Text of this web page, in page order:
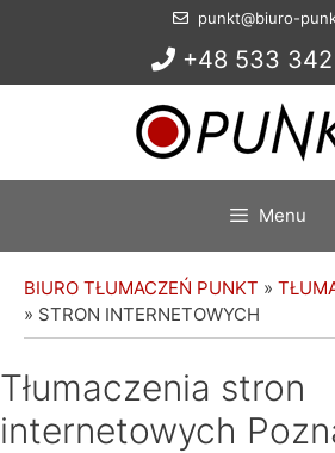
punkt@biuro-
+48 533
Menu
BIURO TŁUMACZEŃ PUNKT »
» STRON INTERNETOWYCH
Tłumaczenia stron
internetowych